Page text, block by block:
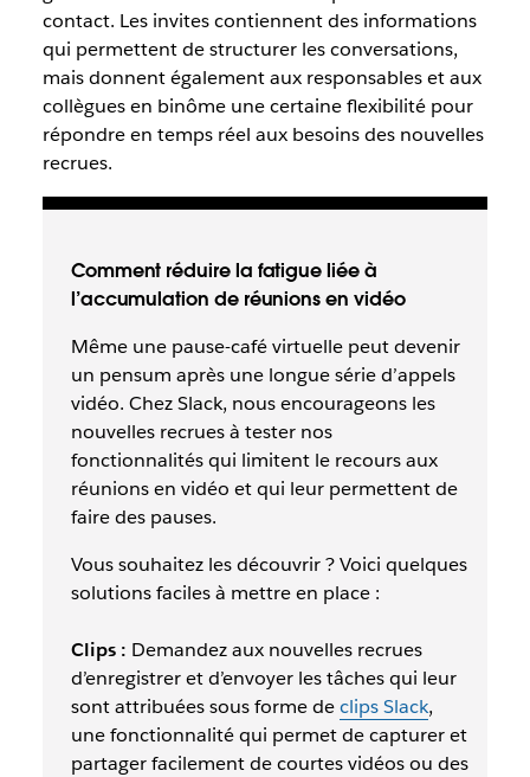
contact. Les invites contiennent des informations
qui permettent de structurer les conversations,
mais donnent également aux responsables et aux
collègues en binôme une certaine flexibilité pour
répondre en temps réel aux besoins des nouvelles
recrues.
Comment réduire la fatigue liée à
l’accumulation de réunions en vidéo
Même une pause-café virtuelle peut devenir
un pensum après une longue série d’appels
vidéo. Chez Slack, nous encourageons les
nouvelles recrues à tester nos
fonctionnalités qui limitent le recours aux
réunions en vidéo et qui leur permettent de
faire des pauses.
Vous souhaitez les découvrir ? Voici quelques
solutions faciles à mettre en place :
Clips : Demandez aux nouvelles recrues
d’enregistrer et d’envoyer les tâches qui leur
sont attribuées sous forme declips Slack,
une fonctionnalité qui permet de capturer et
partager facilement de courtes vidéos ou des